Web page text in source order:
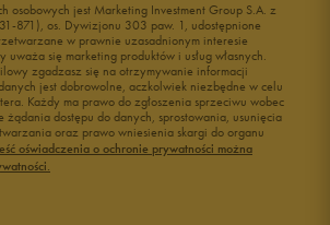
osobowych jest Marketing Investment Group S.A. z
871), os. Dywizjonu 303 paw. 1, udostępnione
w prawnie uzasadnionym interesie
uważa się marketing produktów i usług własnych.
zgadzasz się na otrzymywanie informacji
jest dobrowolne, aczkolwiek niezbędne w celu
Każdy ma prawo do zgłoszenia sprzeciwu wobec
dostępu do danych, sprostowania, usunięcia
oraz prawo wniesienia skargi do organu
oświadczenia o ochronie prywatności można